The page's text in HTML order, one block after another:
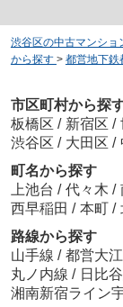
渋谷区の中古マンショ
から探す > 都営地下鉄
市区町村から探
板橋区 / 新宿区 /
渋谷区 / 大田区 /
町名から探す
上池台 / 代々木 /
西早稲田 / 本町 /
路線から探す
山手線 / 都営大
丸ノ内線 / 日比
湘南新宿ライン